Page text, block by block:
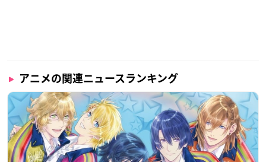
アニメの関連ニュースランキング